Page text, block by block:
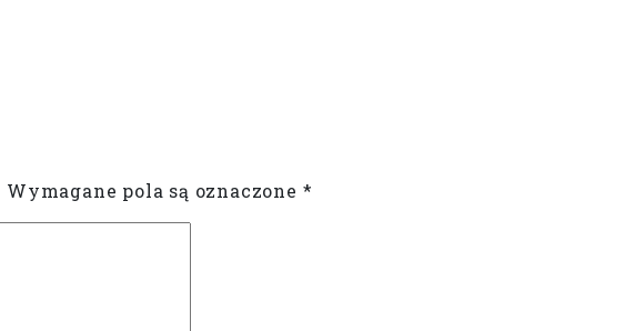
Wymagane pola są oznaczone *